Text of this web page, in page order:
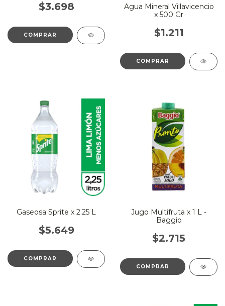
$3.698
COMPRAR
Agua Mineral Villavicencio
x 500 Gr
$1.211
Gaseosa Sprite x 2.25 L
$5.649
Jugo Multifruta x 1 L -
Baggio
$2.715